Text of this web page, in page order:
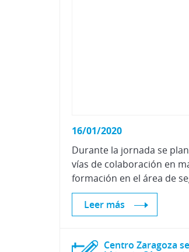
16/01/2020
Durante la jornada se
vías de colaboración en
Leer más
Centro Zaragoza